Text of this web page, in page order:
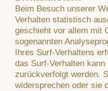
Beim Besuch unserer
Verhalten statistisch
geschieht vor allem mit
sogenannten
Ihres Surf-Verhaltens
das Surf-Verhalten
zurückverfolgt werden.
widersprechen oder sie